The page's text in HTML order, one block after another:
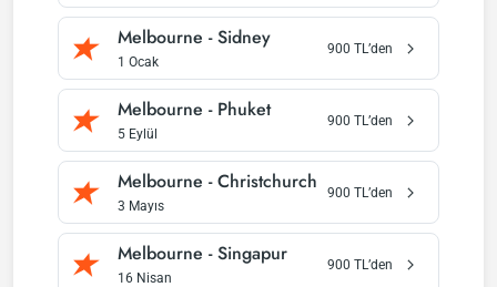
Melbourne -Sidney
1 Ocak
900 TL’den
Melbourne - Phuket
5 Eylül
900 TL’den
Melbourne -Christchurch
3 Mayıs
900 TL’den
Melbourne -Singapur
16 Nisan
900 TL’den